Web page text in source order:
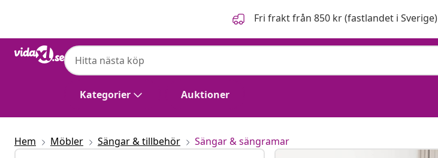
Fri frakt från 850 kr (fastlandet i Sverige)
Kategorier Auktioner
Hem Möbler Sängar & tillbehör Sängar & sängramar